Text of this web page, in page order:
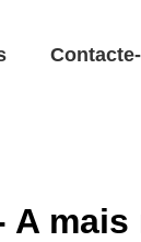
A mais